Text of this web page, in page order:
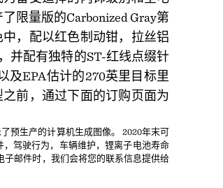
限量版的Carbonized Gray第
，配以红色制动钳，拉丝铝
并配有独特的ST-红线点缀针
及EPA估计的270英里目标里
前，通过下面的订购页面为
预生产的计算机生成图像。 2020年末可
驾驶行为，车辆维护，锂离子电池寿命
子邮件时，我们会将您的联系信息提供给